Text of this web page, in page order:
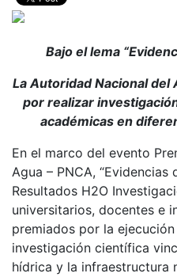
Bajo el lema
La Autoridad Nacional
por realizar
académicas en
En el marco del evento
Agua – PNCA, “Evidencias
Resultados H2O
universitarios, docentes e
premiados por la
investigación científica
hídrica y la infraestructura